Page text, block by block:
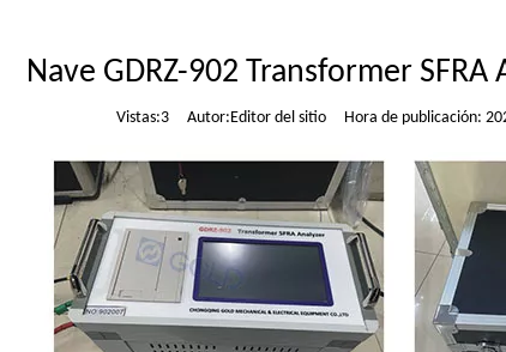
Nave GDRZ-902 Transformer SFRA
Vistas:3 Autor:Editor del sitio Hora de publicación: